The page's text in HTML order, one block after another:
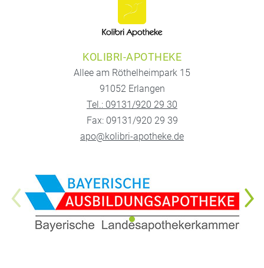
KOLIBRI-APOTHEKE
Allee am Röthelheimpark 15
91052 Erlangen
Tel.: 09131/920 29 30
Fax: 09131/920 29 39
apo@kolibri-apotheke.de